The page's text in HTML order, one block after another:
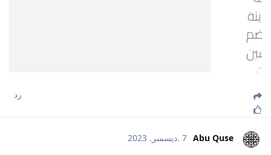
رد
Abu Quse 7 .ديسمبر. 2023